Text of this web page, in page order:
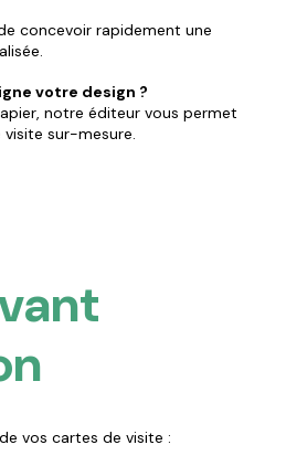
concevoir rapidement une
votre design ?
notre éditeur vous permet
sur-mesure.
vos cartes de visite :